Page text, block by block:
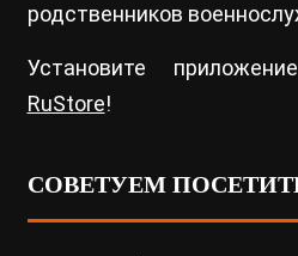
родственников
Установите
RuStore!
СОВЕТУЕМ